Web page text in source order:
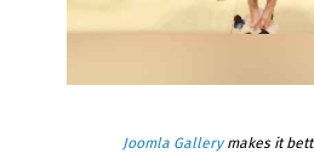
Joomla Gallerymakes it